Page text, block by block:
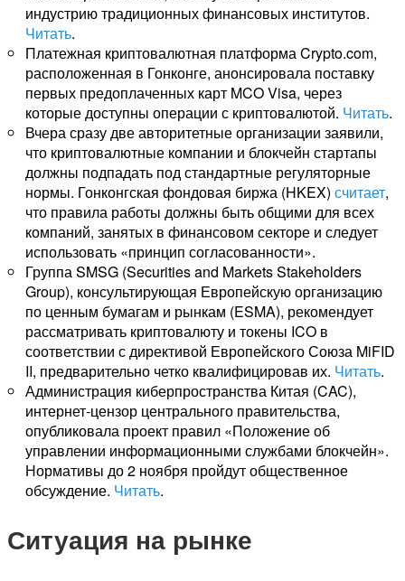
индустрию традиционных финансовых институтов.
Читать.
Платежная криптовалютная платформа Crypto.com,
расположенная в Гонконге, анонсировала поставку
первых предоплаченных карт MCO Visa, через
которые доступны операции с криптовалютой. Читать.
Вчера сразу две авторитетные организации заявили,
что криптовалютные компании и блокчейн стартапы
должны подпадать под стандартные регуляторные
нормы. Гонконгская фондовая биржа (HKEX) считает,
что правила работы должны быть общими для всех
компаний, занятых в финансовом секторе и следует
использовать «принцип согласованности».
Группа SMSG (Securities and Markets Stakeholders
Group), консультирующая Европейскую организацию
по ценным бумагам и рынкам (ESMA), рекомендует
рассматривать криптовалюту и токены ICO в
соответствии с директивой Европейского Союза MiFID
II, предварительно четко квалифицировав их. Читать.
Администрация киберпространства Китая (CAC),
интернет-цензор центрального правительства,
опубликовала проект правил «Положение об
управлении информационными службами блокчейн».
Нормативы до 2 ноября пройдут общественное
обсуждение. Читать.
Ситуация на рынке